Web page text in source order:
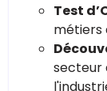
Test
métiers
secteur